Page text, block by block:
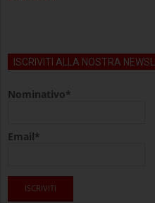
ISCRIVITI ALLA NOSTRA
Nominativo*
Email*